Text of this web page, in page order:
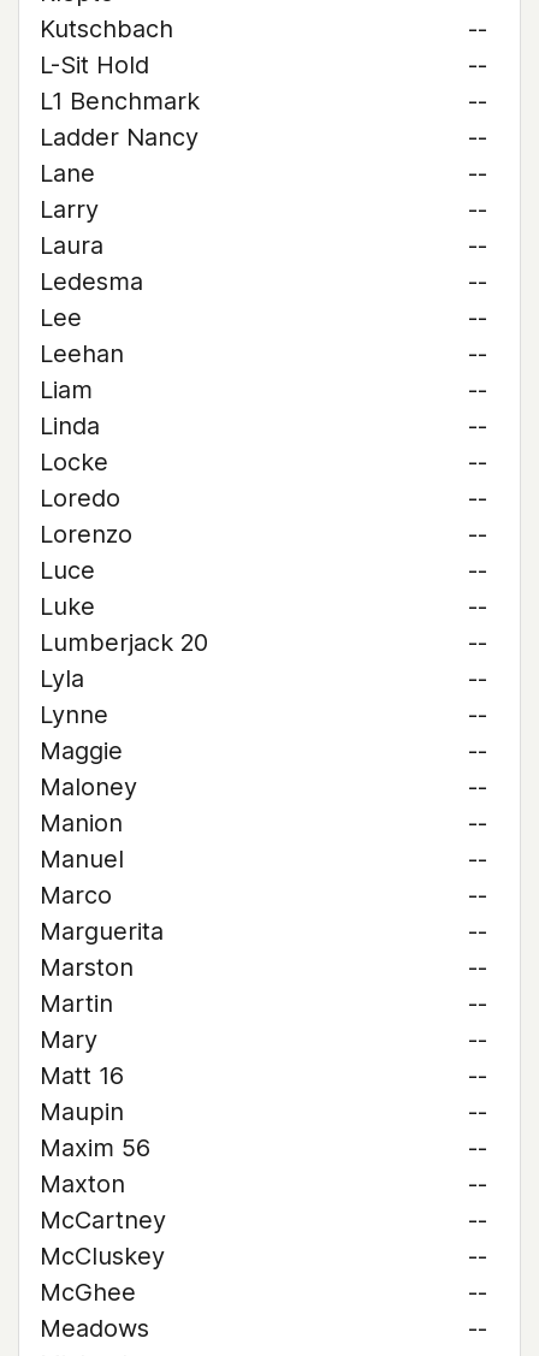
Kutschbach
--
L-Sit Hold
--
L1 Benchmark
--
Ladder Nancy
--
Lane
--
Larry
--
Laura
--
Ledesma
--
Lee
--
Leehan
--
Liam
--
Linda
--
Locke
--
Loredo
--
Lorenzo
--
Luce
--
Luke
--
Lumberjack 20
--
Lyla
--
Lynne
--
Maggie
--
Maloney
--
Manion
--
Manuel
--
Marco
--
Marguerita
--
Marston
--
Martin
--
Mary
--
Matt 16
--
Maupin
--
Maxim 56
--
Maxton
--
McCartney
--
McCluskey
--
McGhee
--
Meadows
--